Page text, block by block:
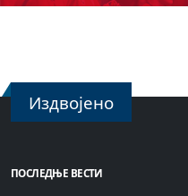
Издвојено
ПОСЛЕДЊЕ ВЕСТИ